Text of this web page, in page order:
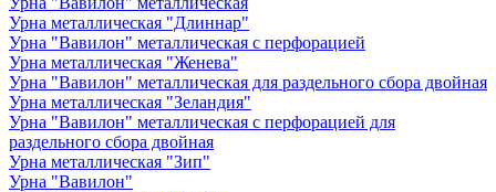
Урна металлическая "Длиннар"
Урна "Вавилон" металлическая с перфорацией
Урна металлическая "Женева"
Урна "Вавилон" металлическая для раздельного сбора двойная
Урна металлическая "Зеландия"
Урна "Вавилон" металлическая с перфорацией для
раздельного сбора двойная
Урна металлическая "Зип"
Урна "Вавилон"